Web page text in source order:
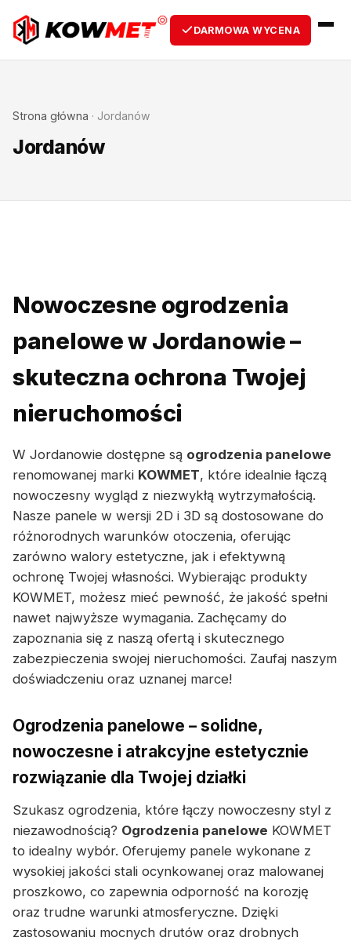
DARMOWA WYCENA
Strona główna · Jordanów
Jordanów
Nowoczesne ogrodzenia
panelowe w Jordanowie –
skuteczna ochrona Twojej
nieruchomości
W Jordanowie dostępne są ogrodzenia panelowe
renomowanej marki KOWMET, które idealnie łączą
nowoczesny wygląd z niezwykłą wytrzymałością.
Nasze panele w wersji 2D i 3D są dostosowane do
różnorodnych warunków otoczenia, oferując
zarówno walory estetyczne, jak i efektywną
ochronę Twojej własności. Wybierając produkty
KOWMET, możesz mieć pewność, że jakość spełni
nawet najwyższe wymagania. Zachęcamy do
zapoznania się z naszą ofertą i skutecznego
zabezpieczenia swojej nieruchomości. Zaufaj naszym
doświadczeniu oraz uznanej marce!
Ogrodzenia panelowe – solidne,
nowoczesne i atrakcyjne estetycznie
rozwiązanie dla Twojej działki
Szukasz ogrodzenia, które łączy nowoczesny styl z
niezawodnością? Ogrodzenia panelowe KOWMET
to idealny wybór. Oferujemy panele wykonane z
wysokiej jakości stali ocynkowanej oraz malowanej
proszkowo, co zapewnia odporność na korozję
oraz trudne warunki atmosferyczne. Dzięki
zastosowaniu mocnych drutów oraz drobnych